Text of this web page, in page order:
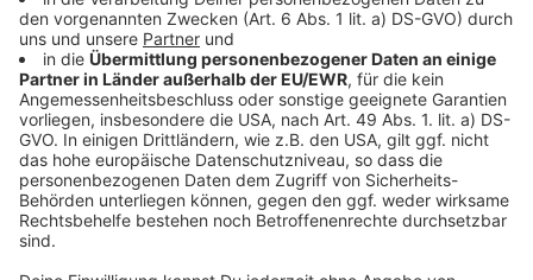
7-Tage-Inzidenz (laut LZG vom Sonntag):24,1
(28,2)
Anzeige
Covid-Patienten im Krankenhaus:63, davon auf
Intensivstation: 15, davon beatmet: 9